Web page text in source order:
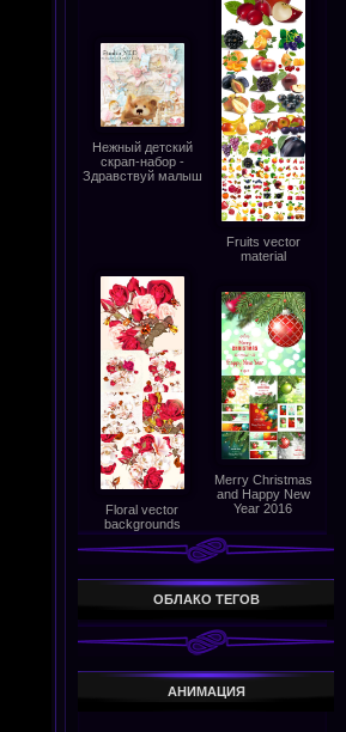
Нежный детский
скрап-набор -
Здравствуй малыш
Fruits vector
material
Floral vector
backgrounds
Merry Christmas
and Happy New
Year 2016
ОБЛАКО ТЕГОВ
АНИМАЦИЯ